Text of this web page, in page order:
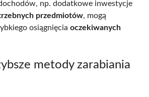
np. dodatkowe inwestycje
przedmiotów, mogą
osiągnięcia oczekiwanych
metody zarabiania